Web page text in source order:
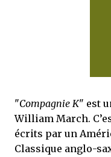
j’ai dit au sujet des tomes
"Compagnie K" est
William March.
écrits par un
Classique anglo-